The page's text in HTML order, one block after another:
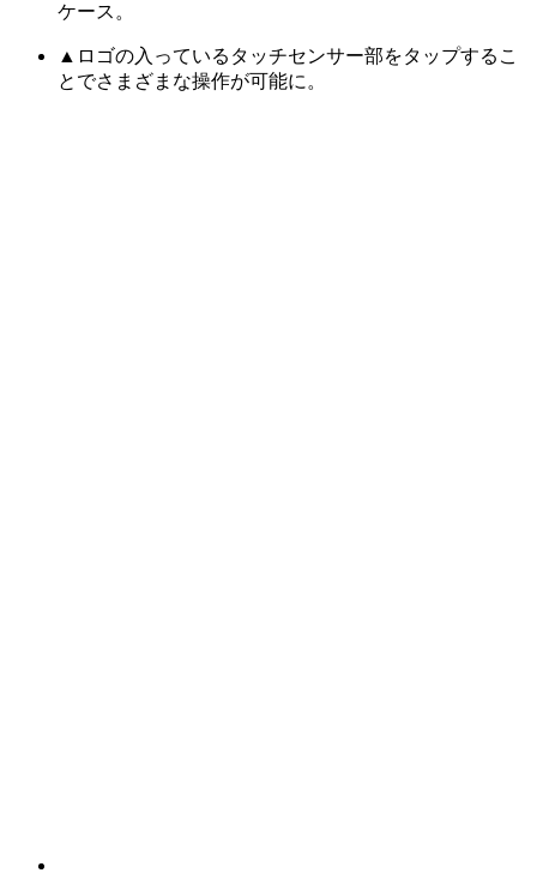
ケース。
▲ロゴの入っているタッチセンサー部をタップするこ
とでさまざまな操作が可能に。